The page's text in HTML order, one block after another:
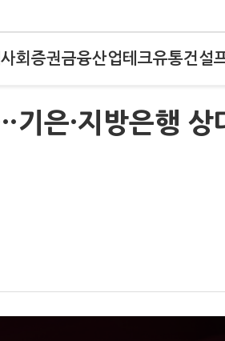
사회 증권금융산업테크유통건설
은·지방은행 상